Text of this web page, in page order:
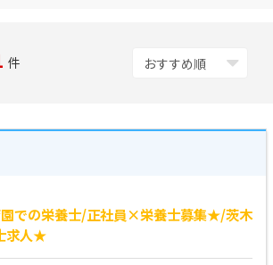
件
での栄養士/正社員×栄養士募集★/茨木
求人★